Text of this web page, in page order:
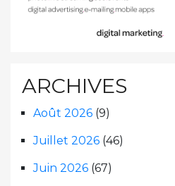
ARCHIVES
Août 2026 (9)
Juillet 2026 (46)
Juin 2026 (67)